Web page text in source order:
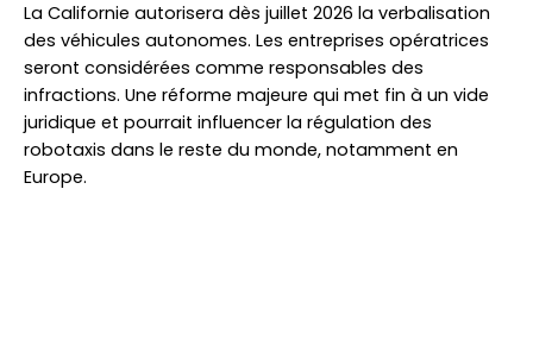
La Californie autorisera dès juillet 2026 la verbalisation
des véhicules autonomes. Les entreprises opératrices
seront considérées comme responsables des
infractions. Une réforme majeure qui met fin à un vide
juridique et pourrait influencer la régulation des
robotaxis dans le reste du monde, notamment en
Europe.